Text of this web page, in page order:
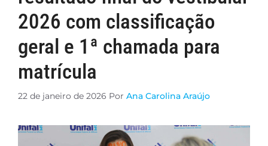
2026 com classificação
geral e 1ª chamada para
matrícula
22 de janeiro de 2026 Por Ana Carolina Araújo